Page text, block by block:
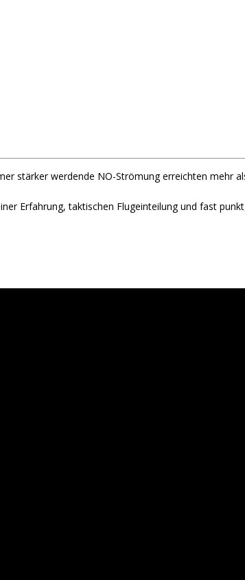
stärker werdende NO-Strömung erreichten mehr
Erfahrung, taktischen Flugeinteilung und fast